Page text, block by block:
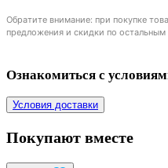
Обратите внимание: при покупке
предложения и скидки по
Ознакомиться с
Условия доставки
Покупают вместе